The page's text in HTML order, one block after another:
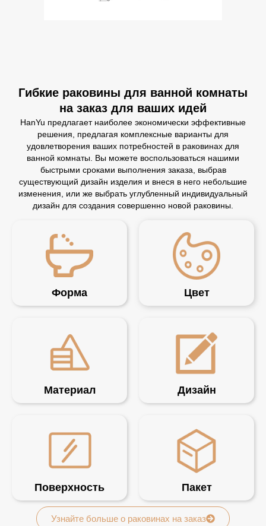
Гибкие раковины для ванной комнаты
на заказ для ваших идей
HanYu предлагает наиболее экономически эффективные
решения, предлагая комплексные варианты для
удовлетворения ваших потребностей в раковинах для
ванной комнаты. Вы можете воспользоваться нашими
быстрыми сроками выполнения заказа, выбрав
существующий дизайн изделия и внеся в него небольшие
изменения, или же выбрать углубленный индивидуальный
дизайн для создания совершенно новой раковины.
Форма Цвет
Материал Дизайн
Поверхность Пакет
Узнайте больше о раковинах на заказ